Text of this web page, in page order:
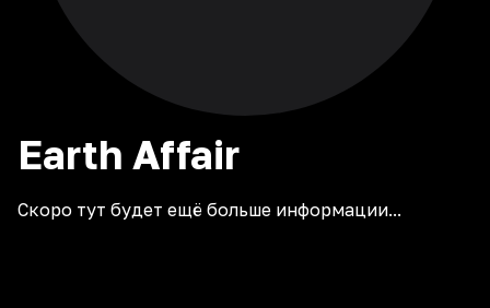
Earth Affair
Скоро тут будет ещё больше информации...